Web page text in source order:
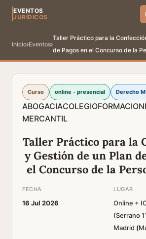
EVENTOS
JURÍDICOS
Inicio›Eventos›
Taller Práctico para la
de Pagos en el Concurso de la
Curso online - presencial Derecho
ABOGACIACOLEGIOFORMACION
MERCANTIL
Taller Práctico para la
y Gestión de un Plan
el Concurso de la
FECHA
16 Jul 2026
LUGAR
Online +
(Serrano
Madrid (